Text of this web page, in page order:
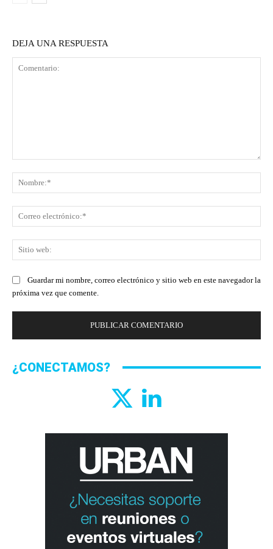
DEJA UNA RESPUESTA
Guardar mi nombre, correo electrónico y sitio web en este navegador la
próxima vez que comente.
¿CONECTAMOS?